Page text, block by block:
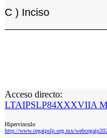
C ) Inciso
Acceso directo:
LTAIPSLP84XXXVIIA
Hipervinculo
http://www.cegaipslp.org.mx/